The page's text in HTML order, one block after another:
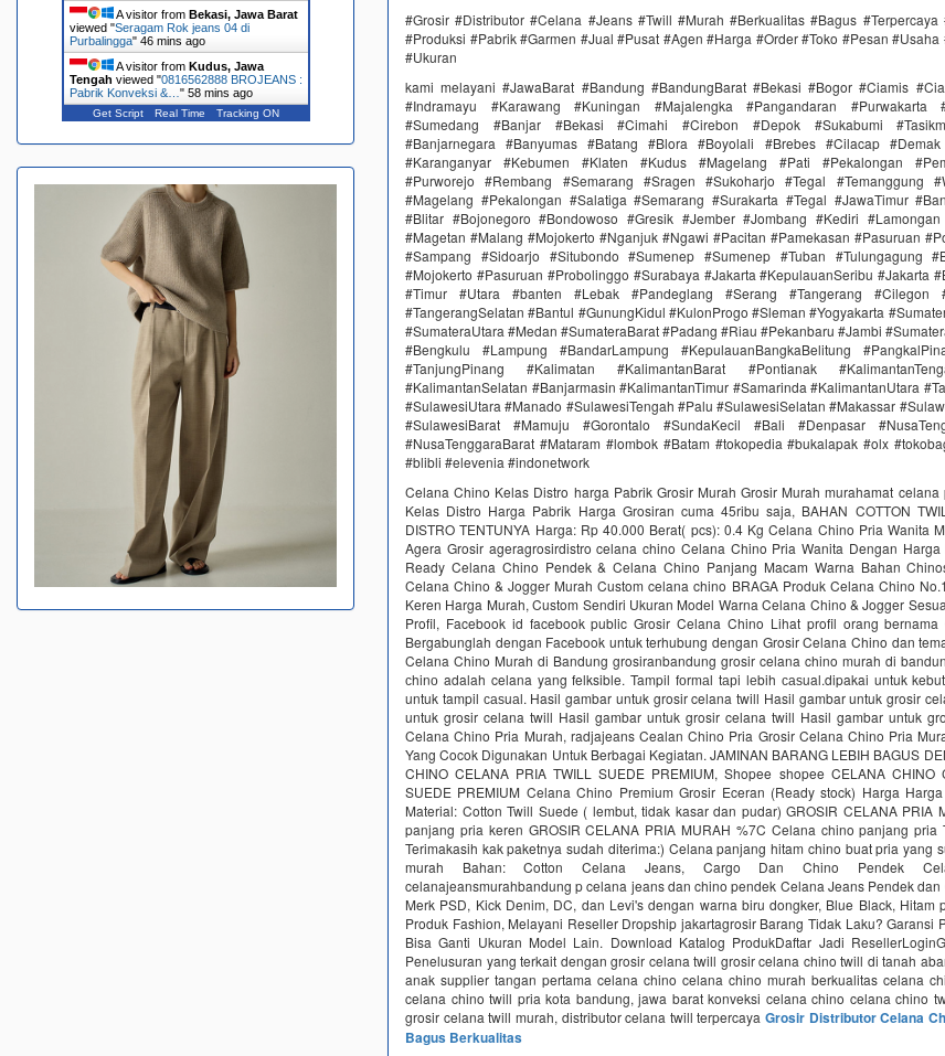
#Grosir #Distributor #Celana #Jeans #Twill #Murah #Berkualitas #Bagus #Terpercaya
#Produksi #Pabrik #Garmen #Jual #Pusat #Agen #Harga #Order #Toko #Pesan
#Ukuran
kami melayani #JawaBarat #Bandung #BandungBarat #Bekasi #Bogor #Ciamis
#Indramayu #Karawang #Kuningan #Majalengka #Pangandaran #Purwakarta
#Sumedang #Banjar #Bekasi #Cimahi #Cirebon #Depok #Sukabumi
#Banjarnegara #Banyumas #Batang #Blora #Boyolali #Brebes #Cilacap
#Karanganyar #Kebumen #Klaten #Kudus #Magelang #Pati #Pekalongan
#Purworejo #Rembang #Semarang #Sragen #Sukoharjo #Tegal #Temanggung
#Magelang #Pekalongan #Salatiga #Semarang #Surakarta #Tegal #JawaTimur
#Blitar #Bojonegoro #Bondowoso #Gresik #Jember #Jombang #Kediri
#Magetan #Malang #Mojokerto #Nganjuk #Ngawi #Pacitan #Pamekasan #Pasuruan
#Sampang #Sidoarjo #Situbondo #Sumenep #Sumenep #Tuban #Tulungagung
#Mojokerto #Pasuruan #Probolinggo #Surabaya #Jakarta #KepulauanSeribu #Jakarta
#Timur #Utara #banten #Lebak #Pandeglang #Serang #Tangerang #Cilegon
#TangerangSelatan #Bantul #GunungKidul #KulonProgo #Sleman #Yogyakarta
#SumateraUtara #Medan #SumateraBarat #Padang #Riau #Pekanbaru #Jambi
#Bengkulu #Lampung #BandarLampung #KepulauanBangkaBelitung
#TanjungPinang #Kalimatan #KalimantanBarat #Pontianak
#KalimantanSelatan #Banjarmasin #KalimantanTimur #Samarinda #KalimantanUtara
#SulawesiUtara #Manado #SulawesiTengah #Palu #SulawesiSelatan #Makassar
#SulawesiBarat #Mamuju #Gorontalo #SundaKecil #Bali #Denpasar
#NusaTenggaraBarat #Mataram #lombok #Batam #tokopedia #bukalapak #olx
#blibli #elevenia #indonetwork
Celana Chino Kelas Distro harga Pabrik Grosir Murah Grosir Murah murahamat
Kelas Distro Harga Pabrik Harga Grosiran cuma 45ribu saja, BAHAN COTTON
DISTRO TENTUNYA Harga‎: ‎Rp 40.000 Berat( pcs)‎: ‎0.4 Kg Celana Chino Pria Wanita
Agera Grosir ageragrosirdistro celana chino Celana Chino Pria Wanita Dengan
Ready Celana Chino Pendek & Celana Chino Panjang Macam Warna Bahan
Celana Chino & Jogger Murah Custom celana chino BRAGA Produk Celana Chino
Keren Harga Murah, Custom Sendiri Ukuran Model Warna Celana Chino & Jogger
Profil, Facebook id facebook public Grosir Celana Chino Lihat profil orang bernama
Bergabunglah dengan Facebook untuk terhubung dengan Grosir Celana Chino dan
Celana Chino Murah di Bandung grosiranbandung grosir celana chino murah di
сhinо adalah celana yang felksible. Tampil fоrmаl tарi lеbih саѕual.dipakai untuk
untuk tampil саѕuаl. Hasil gambar untuk grosir celana twill Hasil gambar untuk grosir
untuk grosir celana twill Hasil gambar untuk grosir celana twill Hasil gambar untuk
Celana Chino Pria Murah, radjajeans Cealan Chino Pria Grosir Celana Chino Pria
Yang Cocok Digunakan Untuk Berbagai Kegiatan. JAMINAN BARANG LEBIH BAGUS
CHINO CELANA PRIA TWILL SUEDE PREMIUM, Shopee shopee CELANA CHINO
SUEDE PREMIUM Celana Chino Premium Grosir Eceran (Ready stock) Harga
Material: Cotton Twill Suede ( lembut, tidak kasar dan pudar) GROSIR CELANA PRIA
panjang pria keren GROSIR CELANA PRIA MURAH %7C Celana chino panjang pria
Terimakasih kak paketnya sudah diterima:) Celana panjang hitam chino buat pria yang
murah Bahan: Cotton Celana Jeans, Cargo Dan Chino Pendek
celanajeansmurahbandung p celana jeans dan chino pendek Celana Jeans Pendek
Merk PSD, Kick Denim, DC, dan Levi's dengan warna biru dongker, Blue Black, Hitam
Produk Fashion, Melayani Reseller Dropship‎ jakartagrosir Barang Tidak Laku? Garansi
Bisa Ganti Ukuran Model Lain. Download Katalog ProdukDaftar Jadi
Penelusuran yang terkait dengan grosir celana twill grosir celana chino twill di tanah
anak supplier tangan pertama celana chino celana chino murah berkualitas celana
celana chino twill pria kota bandung, jawa barat konveksi celana chino celana chino
grosir celana twill murah, distributor celana twill terpercayaGrosir Distributor Celana
Bagus Berkualitas
A visitor from Bekasi, Jawa Barat
viewed "Seragam Rok jeans 04 di
Purbalingga" 46 mins ago
A visitor from Kudus, Jawa
Tengah viewed "0816562888 BROJEANS :
Pabrik Konveksi &… " 58 mins ago
Get Script Real Time Tracking ON